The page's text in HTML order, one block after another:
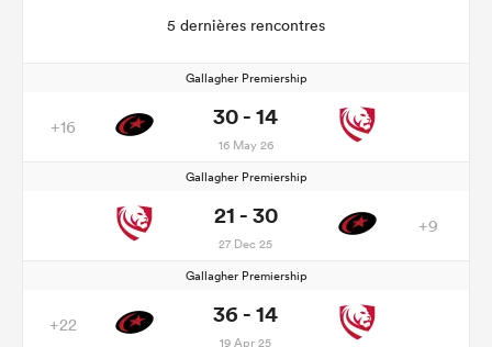
5 dernières rencontres
Gallagher Premiership
+16 30 - 14
16 May 26
Gallagher Premiership
21 - 30
27 Dec 25
+9
Gallagher Premiership
+22 36 - 14
19 Apr 25